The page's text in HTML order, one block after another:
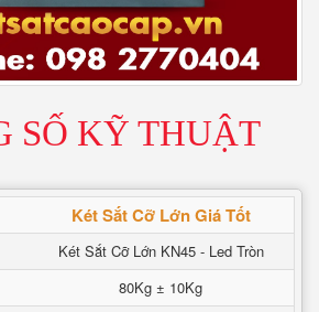
SỐ KỸ THUẬT
Két Sắt Cỡ Lớn Giá Tốt
Két Sắt Cỡ Lớn KN45 - Led Tròn
80Kg ± 10Kg